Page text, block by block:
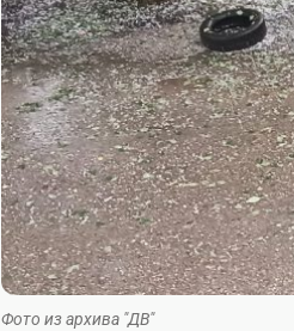
Фото из архива "ДВ"